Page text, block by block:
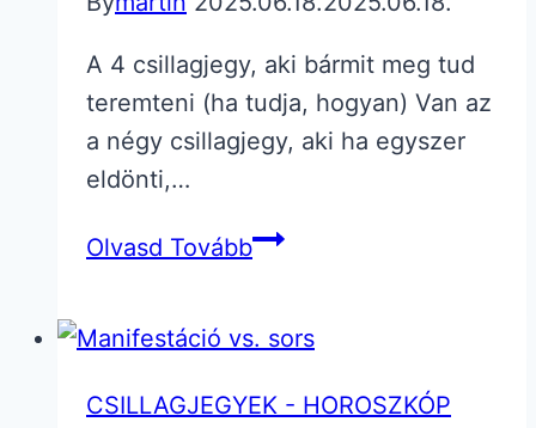
A 4 csillagjegy, aki bármit meg tud
teremteni (ha tudja, hogyan) Van az
a négy csillagjegy, aki ha egyszer
eldönti,…
Olvasd TovábbA
aki
bármit
CSILLAGJEGYEK - HOROSZKÓP